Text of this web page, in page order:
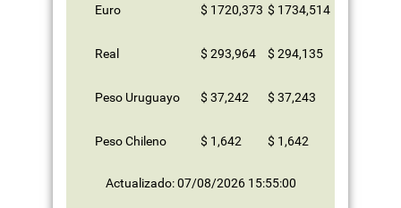
Euro $ 1720,373 $ 1734,514
Real $ 293,964 $ 294,135
Peso Uruguayo $ 37,242 $ 37,243
Peso Chileno $ 1,642 $ 1,642
Actualizado: 07/08/2026 15:55:00